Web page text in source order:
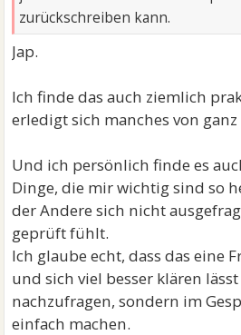
zurückschreiben kann.
Jap.
Ich finde das auch ziemlich
erledigt sich manches von
Und ich persönlich finde es
Dinge, die mir wichtig sind so
der Andere sich nicht
geprüft fühlt.
Ich glaube echt, dass das eine
und sich viel besser klären
nachzufragen, sondern im
einfach machen.